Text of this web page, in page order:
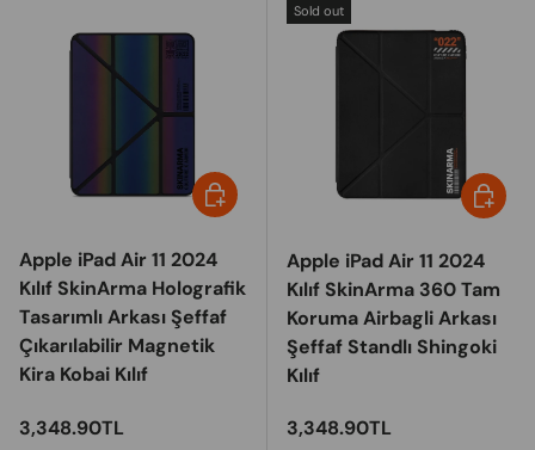
Apple iPad Air 11 2024
Kılıf SkinArma Holografik
Tasarımlı Arkası Şeffaf
Çıkarılabilir Magnetik
Kira Kobai Kılıf
Regular price
3,348.90TL
Choose options
Sold out
Apple iPad Air 11 2024
Kılıf SkinArma 360 Tam
Koruma Airbagli Arkası
Şeffaf Standlı Shingoki
Kılıf
Regular price
3,348.90TL